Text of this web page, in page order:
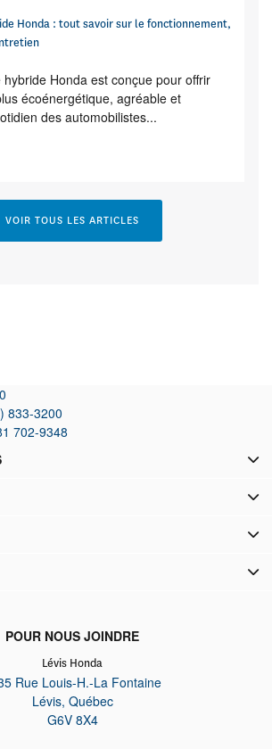
hybride Honda est conçue pour offrir
écoénergétique, agréable et
des automobilistes...
VOIR TOUS LES ARTICLES
833-3200
702-9348
POUR NOUS JOINDRE
Lévis Honda
Rue Louis-H.-La Fontaine
Lévis, Québec
G6V 8X4